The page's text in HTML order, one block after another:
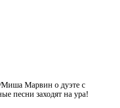
Миша Марвин о дуэте с
песни заходят на ура!